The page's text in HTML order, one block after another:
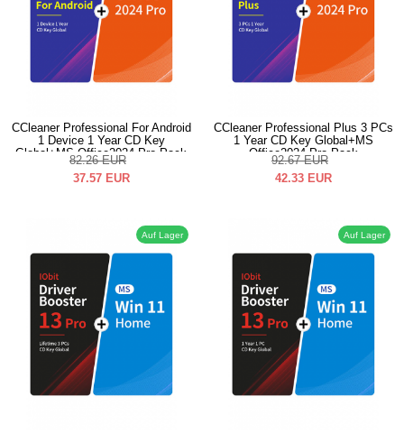
CCleaner Professional For Android
1 Device 1 Year CD Key
Global+MS Office2024 Pro Pack
82.26 EUR
37.57 EUR
CCleaner Professional Plus 3 PCs
1 Year CD Key Global+MS
Office2024 Pro Pack
92.67 EUR
42.33 EUR
Auf Lager Auf Lager